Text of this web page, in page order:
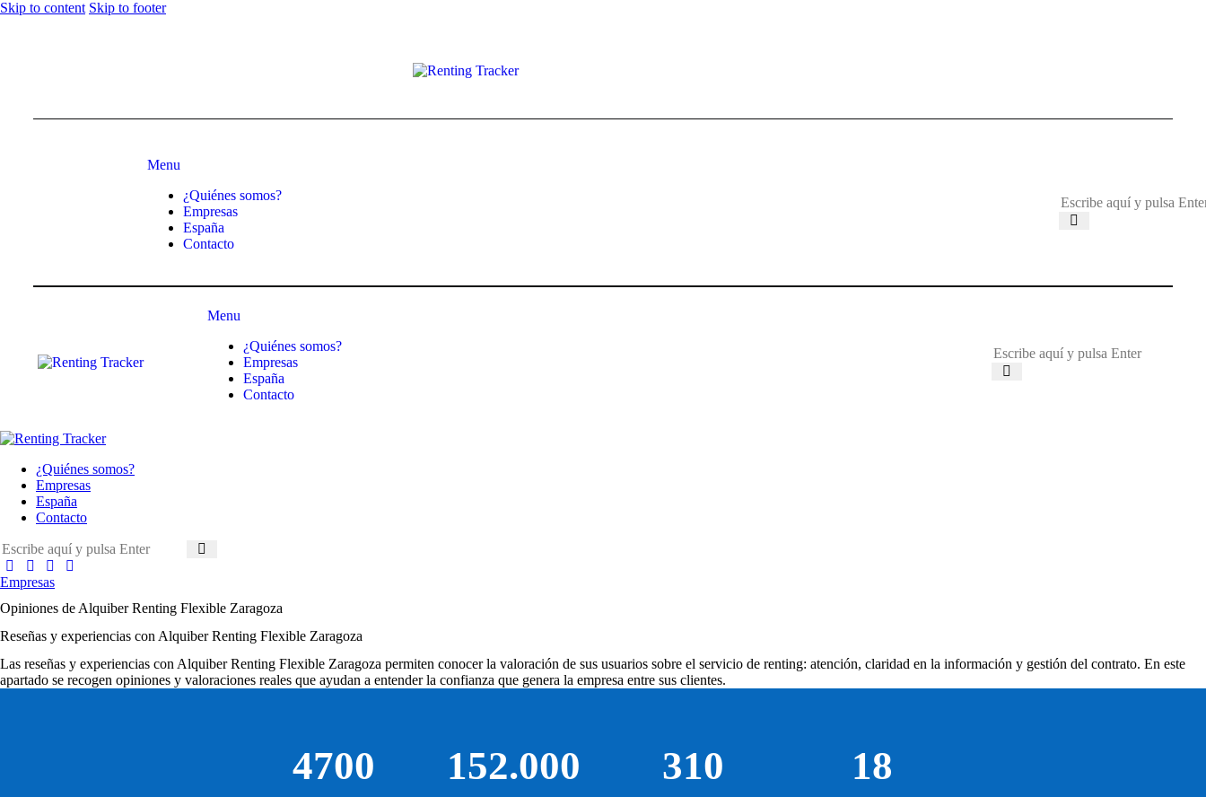
Skip to content Skip to footer
Menu
¿Quiénes somos?
Empresas
España
Contacto
Menu
¿Quiénes somos?
Empresas
España
Contacto
¿Quiénes somos?
Empresas
España
Contacto
Empresas
Opiniones de Alquiber Renting Flexible Zaragoza
Reseñas y experiencias con Alquiber Renting Flexible Zaragoza
Las reseñas y experiencias con Alquiber Renting Flexible Zaragoza permiten conocer la valoración de sus usuarios sobre el servicio de renting: atención, claridad en la información y gestión del contrato. En este
apartado se recogen opiniones y valoraciones reales que ayudan a entender la confianza que genera la empresa entre sus clientes.
4700 152.000 310 18